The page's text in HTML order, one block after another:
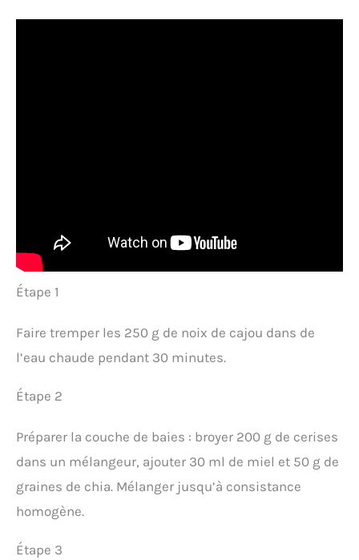
Étape 1
Faire tremper les 250 g de noix de cajou dans de
l’eau chaude pendant 30 minutes.
Étape 2
Préparer la couche de baies : broyer 200 g de cerises
dans un mélangeur, ajouter 30 ml de miel et 50 g de
graines de chia. Mélanger jusqu’à consistance
homogène.
Étape 3